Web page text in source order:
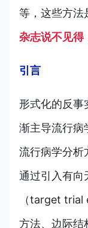
等，这些方法
杂志说不见得
引言
形式化的反事
渐主导流行病
流行病学分析
通过引入有向
（target trial
方法、边际结